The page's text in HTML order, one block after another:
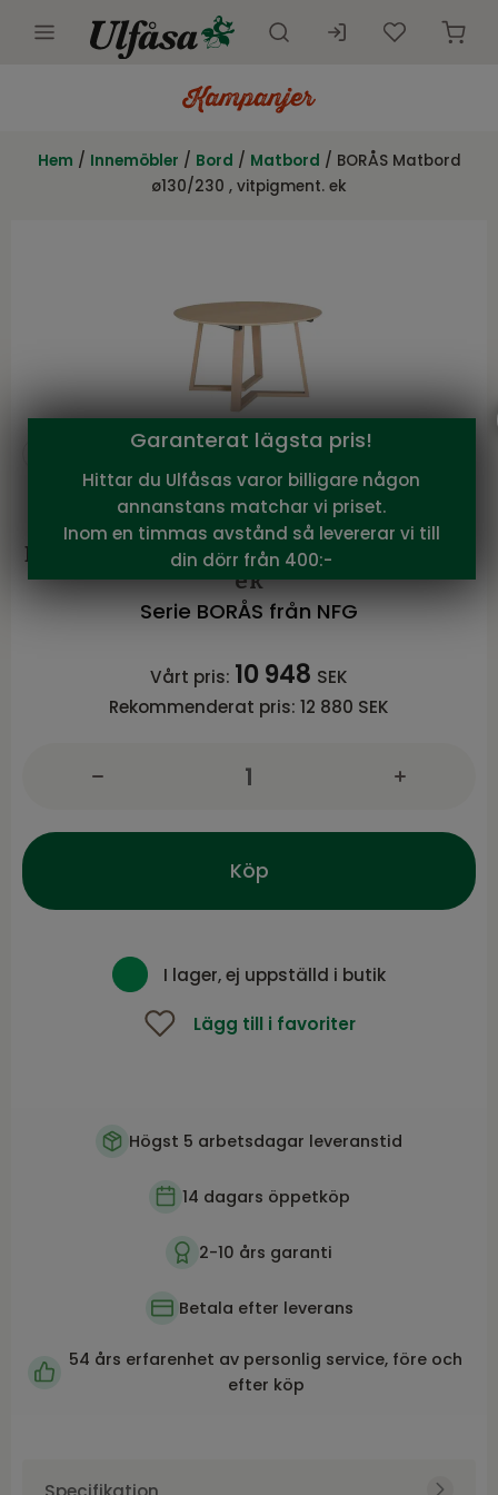
Innemöbler
Kampanjer
Hem / Innemöbler / Bord / Matbord / BORÅS Matbord
ø130/230 , vitpigment. ek
NFG
BORÅS Matbord ø130/230 , vitpigment.
ek
Serie BORÅS från NFG
Vårt pris: 10 948 SEK
Rekommenderat pris: 12 880 SEK
Köp
I lager, ej uppställd i butik
Lägg till i favoriter
Högst 5 arbetsdagar leveranstid
14 dagars öppetköp
2-10 års garanti
Betala efter leverans
54 års erfarenhet av personlig service, före och
efter köp
Garanterat lägsta pris!
Hittar du Ulfåsas varor billigare någon
annanstans matchar vi priset.
Inom en timmas avstånd så levererar vi till
din dörr från 400:-